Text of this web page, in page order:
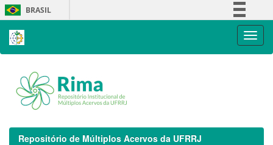
Skip
navigation
BRASIL
Repositório de Múltiplos Acervos da UFRRJ